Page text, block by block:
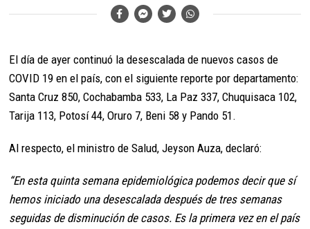
El día de ayer continuó la desescalada de nuevos casos de
COVID 19 en el país, con el siguiente reporte por departamento:
Santa Cruz 850, Cochabamba 533, La Paz 337, Chuquisaca 102,
Tarija 113, Potosí 44, Oruro 7, Beni 58 y Pando 51.
Al respecto, el ministro de Salud, Jeyson Auza, declaró:
“En esta quinta semana epidemiológica podemos decir que sí
hemos iniciado una desescalada después de tres semanas
seguidas de disminución de casos. Es la primera vez en el país